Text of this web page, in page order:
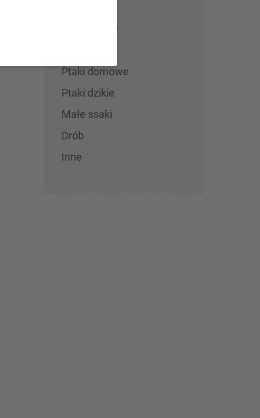
Gady i płazy
Ptaki domowe
Ptaki dzikie
Małe ssaki
Drób
Inne